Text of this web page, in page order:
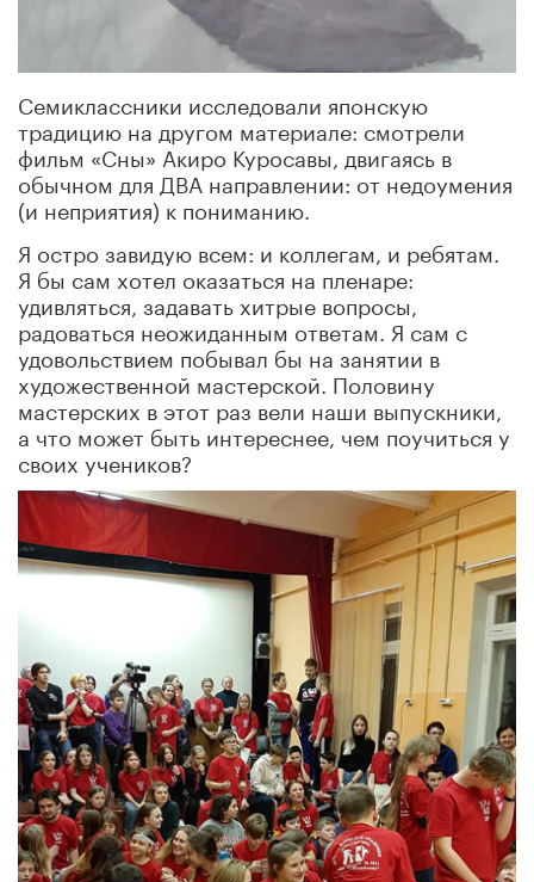
Семиклассники исследовали японскую
традицию на другом материале: смотрели
фильм «Сны» Акиро Куросавы, двигаясь в
обычном для ДВА направлении: от недоумения
(и неприятия) к пониманию.
Я остро завидую всем: и коллегам, и ребятам.
Я бы сам хотел оказаться на пленаре:
удивляться, задавать хитрые вопросы,
радоваться неожиданным ответам. Я сам с
удовольствием побывал бы на занятии в
художественной мастерской. Половину
мастерских в этот раз вели наши выпускники,
а что может быть интереснее, чем поучиться у
своих учеников?